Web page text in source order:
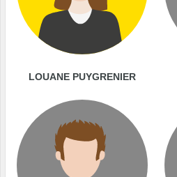
LOUANE PUYGRENIER